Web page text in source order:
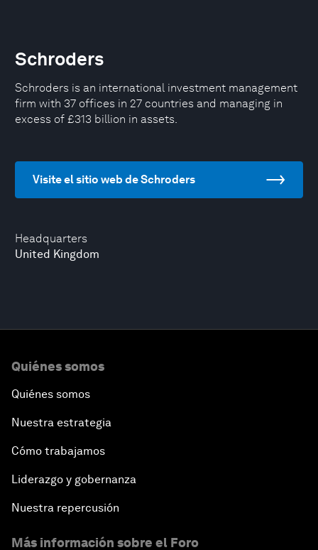
Headquarters
United Kingdom
Schroders
Schroders is an international investment management
firm with 37 offices in 27 countries and managing in
excess of £313 billion in assets.
Visite el sitio web de Schroders
Quiénes somos
Quiénes somos
Nuestra estrategia
Cómo trabajamos
Liderazgo y gobernanza
Nuestra repercusión
Más información sobre el Foro